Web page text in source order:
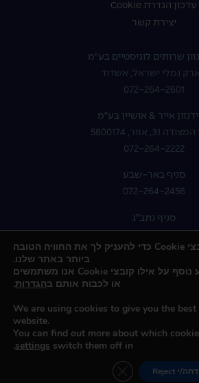
עדכון הגדרת Cookie
יצירת קשר
שרותים לוגיסטיים בע"מ
נמלי ישראל, אשדוד
072-264-2601
אייר & אושיין בע"מ
31, אזור, 5800174
072-264-2222
סניף באר-שבע
072-264-2456
סניף נתב”ג
|
created by : HD
אנחנו משתמשים בקובצי Cookie כדי להעניק לך את החוויה הטובה
ביותר באתר שלנו.
באפשרותך לקרוא מידע נוסף על אילו קובצי Cookie אנו משתמשים
או לכבות אותם בהגדרות.
We are using cookies to give you the best
website.
You can find out more about which
switch them off in
settings
.
דחה/י Reject Close GDPR Cookie Banner